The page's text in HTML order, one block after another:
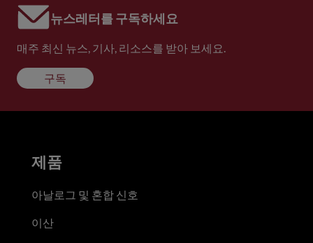
뉴스레터를 구독하세요
매주 최신 뉴스, 기사, 리소스를 받아 보세요.
구독
제품
아날로그 및 혼합 신호
이산